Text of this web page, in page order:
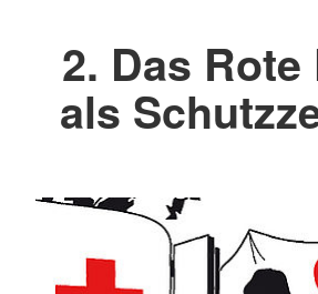
2. Das Rote
als